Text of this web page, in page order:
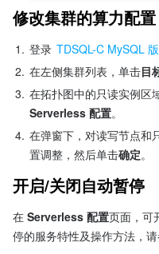
修改集群的算力配置
1. 登录 TDSQL-C MySQL
2. 在左侧集群列表，单击目
3. 在拓扑图中的只读实例区
Serverless 配置。
4. 在弹窗下，对读写节点和
置调整，然后单击确定。
开启/关闭自动暂停
在 Serverless 配置页面，可
停的服务特性及操作方法，